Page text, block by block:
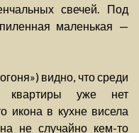
свечей. Под
маленькая —
видно, что среди
квартиры уже нет
икона в кухне висела
не случайно кем-то